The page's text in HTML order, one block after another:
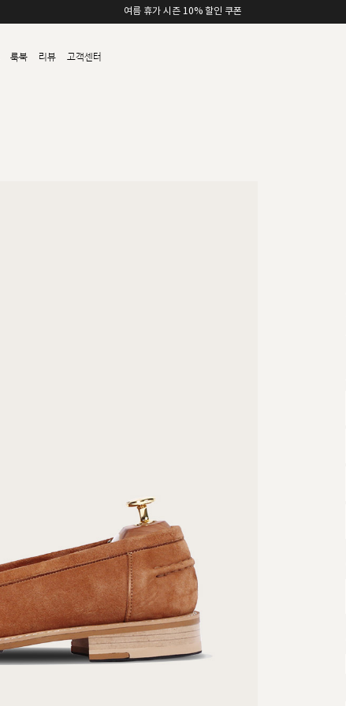
카카오채널 친구 추가 5,000원 쿠폰 할인
룩북 리뷰 고객센터